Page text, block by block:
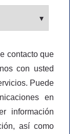
contacto que
con usted
Puede
en
información
así como